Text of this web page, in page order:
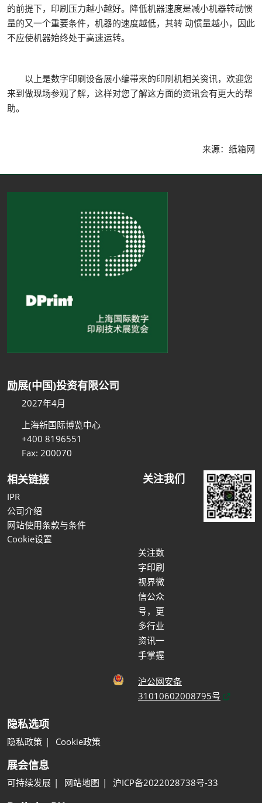
的前提下，印刷压力越小越好。降低机器速度是减小机器转动惯
量的又一个重要条件，机器的速度越低，其转 动惯量越小，因此
不应使机器始终处于高速运转。
以上是数字印刷设备展小编带来的印刷机相关资讯，欢迎您
来到做现场参观了解，这样对您了解这方面的资讯会有更大的帮
助。
来源：纸箱网
励展(中国)投资有限公司
2027年4月
上海新国际博览中心
+400 8196551
Fax: 200070
相关链接
IPR
公司介绍
网站使用条款与条件
Cookie设置
关注我们
关注数
字印刷
视界微
信公众
号，更
多行业
资讯一
手掌握
沪公网安备
31010602008795号
隐私选项
隐私政策 Cookie政策
展会信息
可持续发展 网站地图 沪ICP备2022028738号-33